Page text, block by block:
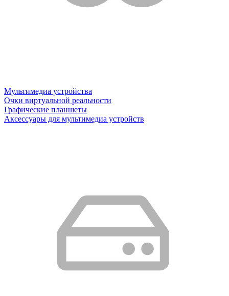
Мультимедиа устройства
Очки виртуальной реальности
Графические планшеты
Аксессуары для мультимедиа устройств